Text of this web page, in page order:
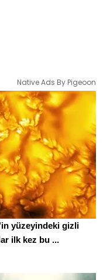
Native Ads By Pigeoon
yüzeyindeki gizli
ilk kez bu ...